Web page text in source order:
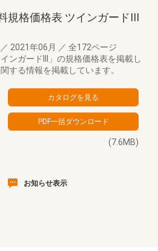
規格価格表 ツインガードIII
／ 2021年06月 ／ 全172ページ
ンガードIII」の規格価格表を掲載し
する情報を掲載しています。
(7.6MB)
お知らせ表示